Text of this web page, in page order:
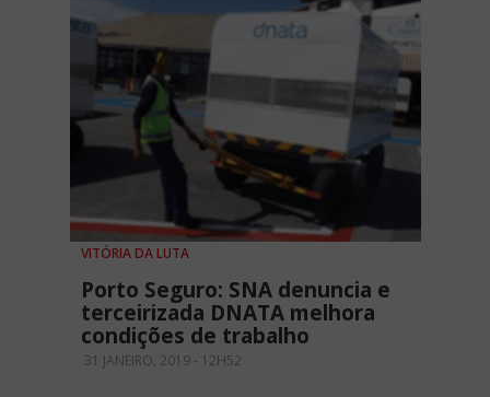
VITÓRIA DA LUTA
Porto Seguro: SNA denuncia e
terceirizada DNATA melhora
condições de trabalho
31 JANEIRO, 2019 - 12H52